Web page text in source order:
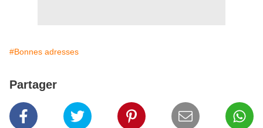
#Bonnes adresses
Partager